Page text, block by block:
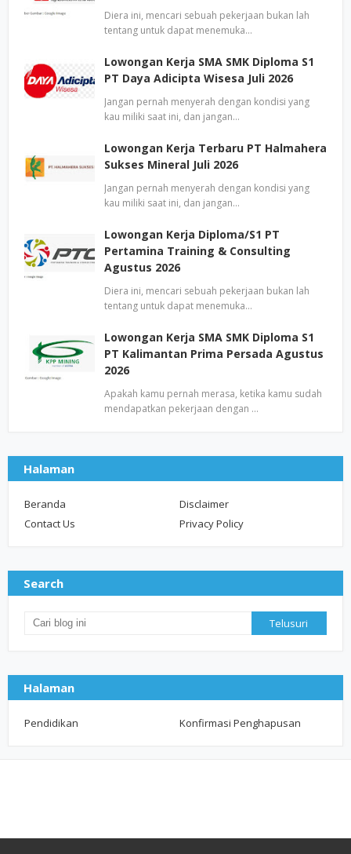
Diera ini, mencari sebuah pekerjaan bukan lah
tentang untuk dapat menemuka…
Lowongan Kerja SMA SMK Diploma S1
PT Daya Adicipta Wisesa Juli 2026
Jangan pernah menyerah dengan kondisi yang
kau miliki saat ini, dan jangan…
Lowongan Kerja Terbaru PT Halmahera
Sukses Mineral Juli 2026
Jangan pernah menyerah dengan kondisi yang
kau miliki saat ini, dan jangan…
Lowongan Kerja Diploma/S1 PT
Pertamina Training & Consulting
Agustus 2026
Diera ini, mencari sebuah pekerjaan bukan lah
tentang untuk dapat menemuka…
Lowongan Kerja SMA SMK Diploma S1
PT Kalimantan Prima Persada Agustus
2026
Apakah kamu pernah merasa, ketika kamu sudah
mendapatkan pekerjaan dengan …
Halaman
Beranda
Disclaimer
Contact Us
Privacy Policy
Search
Halaman
Pendidikan Konfirmasi Penghapusan